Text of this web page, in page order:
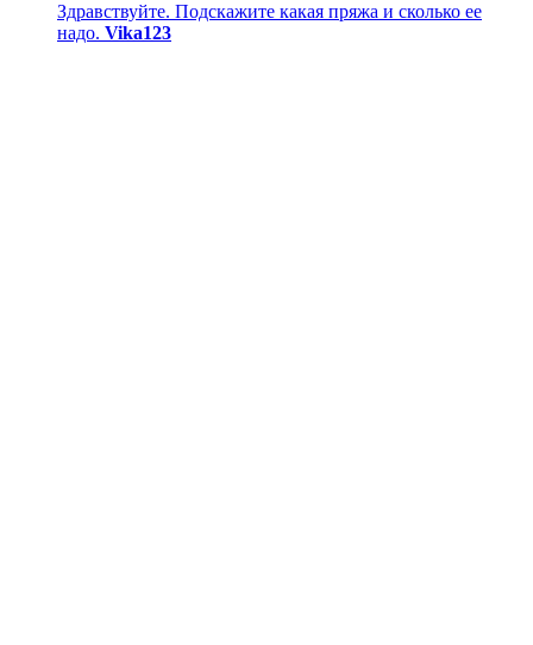
Здравствуйте. Подскажите какая пряжа и сколько ее
надо. Vika123